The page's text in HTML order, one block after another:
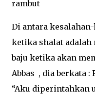
rambut
Di antara
ketika shalat
baju ketika akan
Abbas , dia berkata :
“Aku diperintahkan